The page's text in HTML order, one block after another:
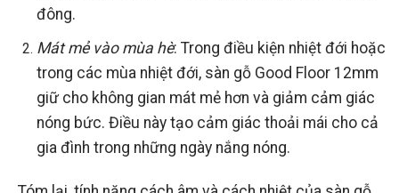
đông.
Mát mẻ vào mùa hè: Trong điều kiện nhiệt đới hoặc
trong các mùa nhiệt đới, sàn gỗ Good Floor 12mm
giữ cho không gian mát mẻ hơn và giảm cảm giác
nóng bức. Điều này tạo cảm giác thoải mái cho cả
gia đình trong những ngày nắng nóng.